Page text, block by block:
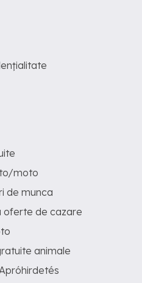
moto
de munca
oferte de cazare
animale